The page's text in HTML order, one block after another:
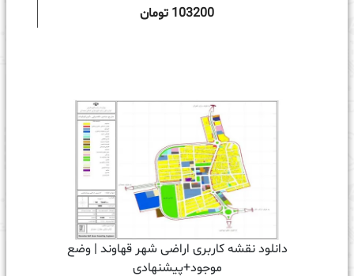
103200 تومان
دانلود نقشه کاربری اراضی شهر قهاوند | وضع
موجود+پیشنهادی